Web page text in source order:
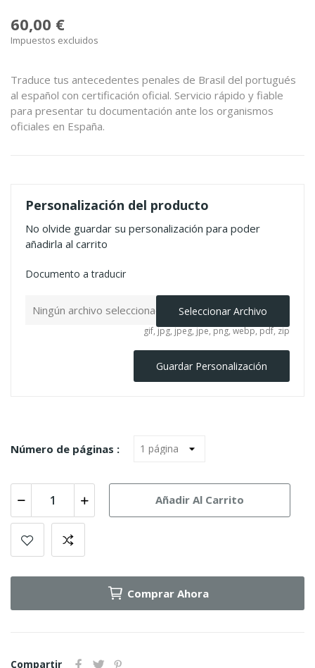
60,00 €
Impuestos excluidos
Traduce tus antecedentes penales de Brasil del portugués
al español con certificación oficial. Servicio rápido y fiable
para presentar tu documentación ante los organismos
oficiales en España.
Personalización del producto
No olvide guardar su personalización para poder
añadirla al carrito
Documento a traducir
Ningún archivo seleccionado Seleccionar Archivo
gif, jpg, jpeg, jpe, png, webp, pdf, zip
Guardar Personalización
Número de páginas :
Añadir Al Carrito
Comprar Ahora
Compartir